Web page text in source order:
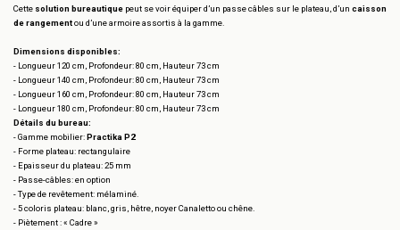
Cette solution bureautique peut se voir équiper d’un passe câbles sur le plateau, d’un caisson
de rangementou d’une armoire assortis à la gamme.
Dimensions disponibles:
- Longueur 120 cm, Profondeur: 80 cm, Hauteur 73 cm
- Longueur 140 cm, Profondeur: 80 cm, Hauteur 73 cm
- Longueur 160 cm, Profondeur: 80 cm, Hauteur 73 cm
- Longueur 180 cm, Profondeur: 80 cm, Hauteur 73 cm
Détails du bureau:
- Gamme mobilier:Practika P2
- Forme plateau: rectangulaire
- Epaisseur du plateau: 25 mm
- Passe-câbles: en option
- Type de revêtement: mélaminé.
- 5 coloris plateau: blanc, gris, hêtre, noyer Canaletto ou chêne.
- Piètement : « Cadre »